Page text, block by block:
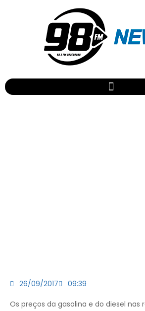
26/09/2017 09:39
Os preços da gasolina e do diesel nas